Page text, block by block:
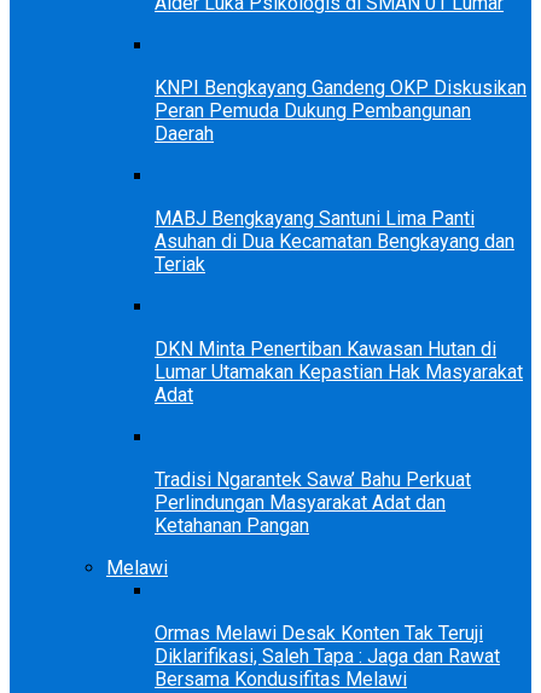
KNPI Bengkayang Gandeng OKP Diskusikan
Peran Pemuda Dukung Pembangunan
Daerah
MABJ Bengkayang Santuni Lima Panti
Asuhan di Dua Kecamatan Bengkayang dan
Teriak
DKN Minta Penertiban Kawasan Hutan di
Lumar Utamakan Kepastian Hak Masyarakat
Adat
Tradisi Ngarantek Sawa’ Bahu Perkuat
Perlindungan Masyarakat Adat dan
Ketahanan Pangan
Melawi
Ormas Melawi Desak Konten Tak Teruji
Diklarifikasi, Saleh Tapa : Jaga dan Rawat
Bersama Kondusifitas Melawi